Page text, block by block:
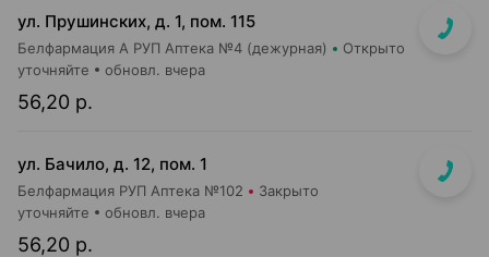
ул. Прушинских, д. 1, пом. 115
Белфармация А РУП Аптека №4 (дежурная) Открыто
56,20 р.
уточняйте обновл. вчера
ул. Бачило, д. 12, пом. 1
Белфармация РУП Аптека №102 Закрыто
56,20 р.
уточняйте обновл. вчера